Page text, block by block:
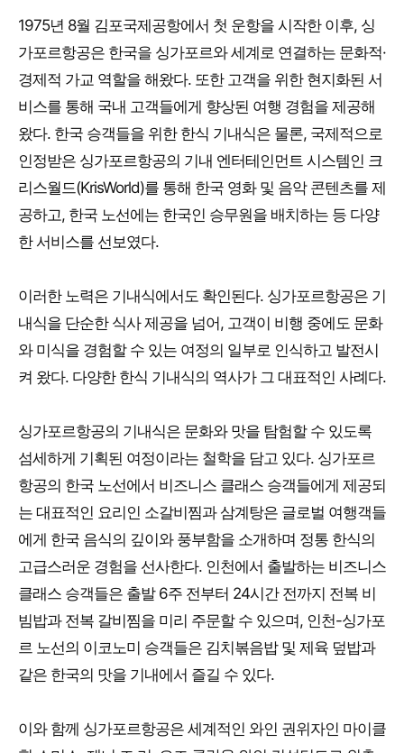
1975년 8월 김포국제공항에서 첫 운항을 시작한 이후, 싱
가포르항공은 한국을 싱가포르와 세계로 연결하는 문화적·
경제적 가교 역할을 해왔다. 또한 고객을 위한 현지화된 서
비스를 통해 국내 고객들에게 향상된 여행 경험을 제공해
왔다. 한국 승객들을 위한 한식 기내식은 물론, 국제적으로
인정받은 싱가포르항공의 기내 엔터테인먼트 시스템인 크
리스월드(KrisWorld)를 통해 한국 영화 및 음악 콘텐츠를 제
공하고, 한국 노선에는 한국인 승무원을 배치하는 등 다양
한 서비스를 선보였다.
이러한 노력은 기내식에서도 확인된다. 싱가포르항공은 기
내식을 단순한 식사 제공을 넘어, 고객이 비행 중에도 문화
와 미식을 경험할 수 있는 여정의 일부로 인식하고 발전시
켜 왔다. 다양한 한식 기내식의 역사가 그 대표적인 사례다.
싱가포르항공의 기내식은 문화와 맛을 탐험할 수 있도록
섬세하게 기획된 여정이라는 철학을 담고 있다. 싱가포르
항공의 한국 노선에서 비즈니스 클래스 승객들에게 제공되
는 대표적인 요리인 소갈비찜과 삼계탕은 글로벌 여행객들
에게 한국 음식의 깊이와 풍부함을 소개하며 정통 한식의
고급스러운 경험을 선사한다. 인천에서 출발하는 비즈니스
클래스 승객들은 출발 6주 전부터 24시간 전까지 전복 비
빔밥과 전복 갈비찜을 미리 주문할 수 있으며, 인천-싱가포
르 노선의 이코노미 승객들은 김치볶음밥 및 제육 덮밥과
같은 한국의 맛을 기내에서 즐길 수 있다.
이와 함께 싱가포르항공은 세계적인 와인 권위자인 마이클